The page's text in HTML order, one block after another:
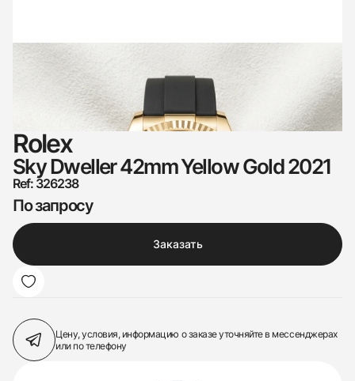
Rolex
Sky Dweller 42mm Yellow Gold 2021
Ref: 326238
По запросу
Заказать
Цену, условия, информацию о заказеуточняйте в мессенджерах
или по телефону